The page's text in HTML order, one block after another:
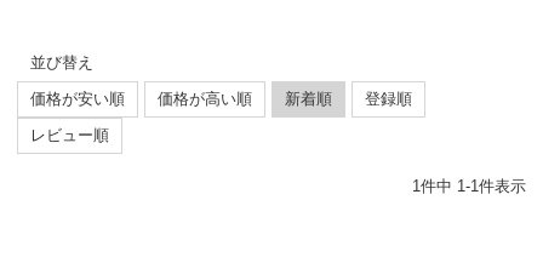
並び替え
価格が安い順
価格が高い順 新着順
登録順
レビュー順
1件中 1-1件表示